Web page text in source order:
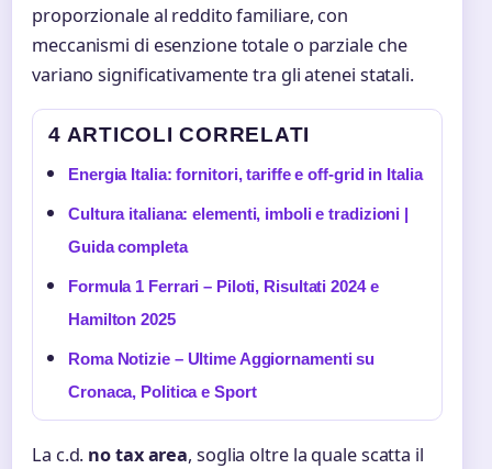
proporzionale al reddito familiare, con
meccanismi di esenzione totale o parziale che
variano significativamente tra gli atenei statali.
4 ARTICOLI CORRELATI
Energia Italia: fornitori, tariffe e off-grid in Italia
Cultura italiana: elementi, imboli e tradizioni |
Guida completa
Formula 1 Ferrari – Piloti, Risultati 2024 e
Hamilton 2025
Roma Notizie – Ultime Aggiornamenti su
Cronaca, Politica e Sport
La c.d. no tax area, soglia oltre la quale scatta il